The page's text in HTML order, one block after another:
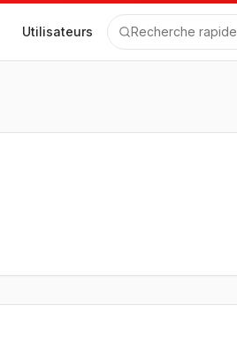
Utilisateurs Recherche rapide